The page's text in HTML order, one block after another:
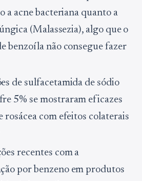
a acne bacteriana quanto a
(Malassezia), algo que o
benzoíla não consegue fazer
de sulfacetamida de sódio
5% se mostraram eficazes
rosácea com efeitos colaterais
recentes com a
por benzeno em produtos